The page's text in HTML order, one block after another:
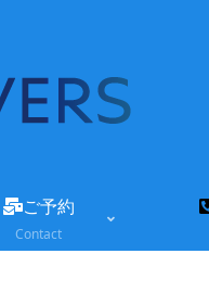
ご予約
Contact